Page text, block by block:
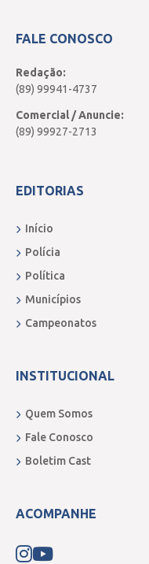
FALE CONOSCO
Redação:
(89) 99941-4737
Comercial / Anuncie:
(89) 99927-2713
EDITORIAS
Início
Polícia
Política
Municípios
Campeonatos
INSTITUCIONAL
Quem Somos
Fale Conosco
Boletim Cast
ACOMPANHE